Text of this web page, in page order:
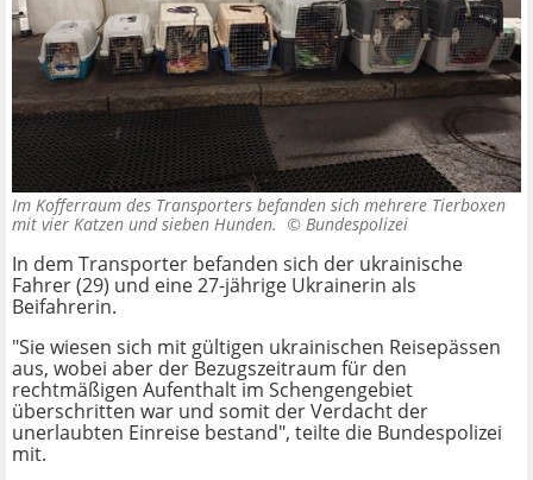
Im Kofferraum des Transporters befanden sich mehrere Tierboxen
mit vier Katzen und sieben Hunden. © Bundespolizei
In dem Transporter befanden sich der ukrainische
Fahrer (29) und eine 27-jährige Ukrainerin als
Beifahrerin.
"Sie wiesen sich mit gültigen ukrainischen Reisepässen
aus, wobei aber der Bezugszeitraum für den
rechtmäßigen Aufenthalt im Schengengebiet
überschritten war und somit der Verdacht der
unerlaubten Einreise bestand", teilte die Bundespolizei
mit.